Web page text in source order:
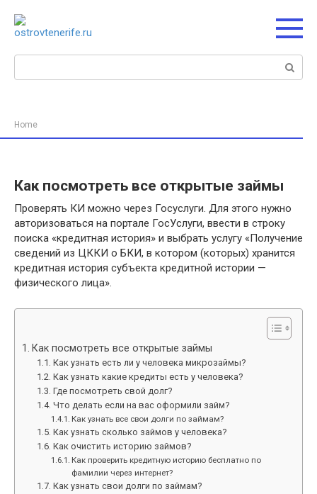
контенту
Поиск:
Home
Как посмотреть все открытые займы
Проверять КИ можно через Госуслуги. Для этого нужно
авторизоваться на портале ГосУслуги, ввести в строку
поиска «кредитная история» и выбрать услугу «Получение
сведений из ЦККИ о БКИ, в котором (которых) хранится
кредитная история субъекта кредитной истории —
физического лица».
Как посмотреть все открытые займы
Как узнать есть ли у человека микрозаймы?
Как узнать какие кредиты есть у человека?
Где посмотреть свой долг?
Что делать если на вас оформили займ?
Как узнать все свои долги по займам?
Как узнать сколько займов у человека?
Как очистить историю займов?
Как проверить кредитную историю бесплатно по
фамилии через интернет?
Как узнать свои долги по займам?